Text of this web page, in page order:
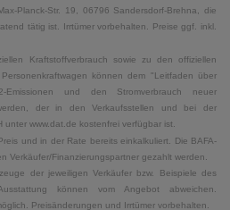
Planck-Str. 19, 06796 Sandersdorf-Brehna, die
tätig ist. Irrtümer vorbehalten. Preise ggf. inkl.
Kraftstoffverbrauch sowie zu den offiziellen
können dem "Leitfaden über
Emissionen und den Stromverbrauch neuer
der in den Verkaufsstellen und bei der
www.dat.de kostenfrei verfügbar ist.
und in der Rate bereits einkalkuliert. Die BAFA-
Verkäufer/Finanzierungspartner gezahlt werden.
der jeweiligen Verkäufer bzw. Beispiele des
können vom Angebot abweichen.
Preisänderungen und Irrtümer vorbehalten.